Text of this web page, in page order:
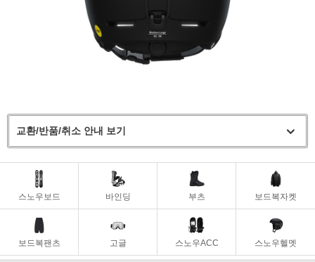
교환/반품/취소 안내 보기
스노우보드 바인딩 부츠 보드복자켓
보드복팬츠 고글 스노우ACC 스노우헬멧